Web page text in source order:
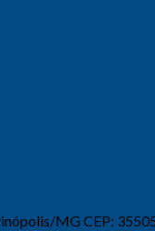
MG CEP: